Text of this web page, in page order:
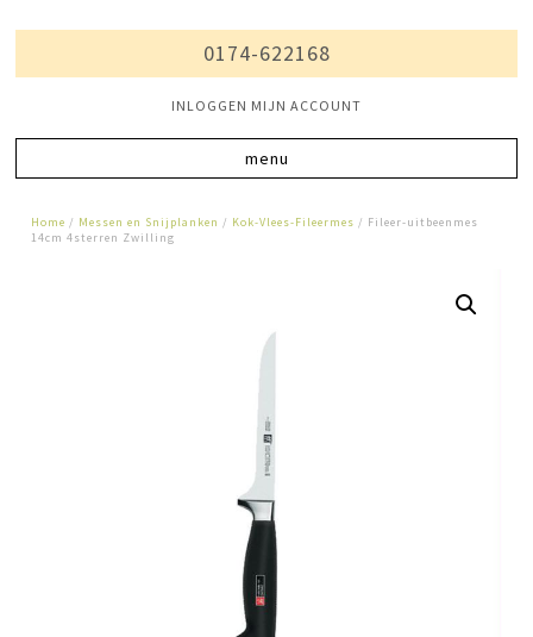
0174-622168
INLOGGEN MIJN ACCOUNT
Home / Messen en Snijplanken / Kok-Vlees-Fileermes / Fileer-uitbeenmes
14cm 4sterren Zwilling